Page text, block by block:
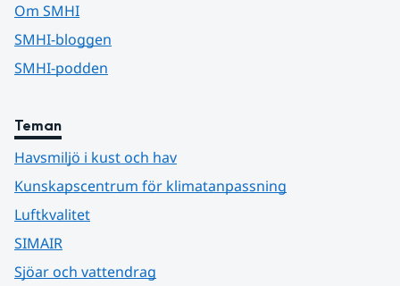
Om SMHI
SMHI-bloggen
SMHI-podden
Teman
Havsmiljö i kust och hav
Kunskapscentrum för klimatanpassning
Luftkvalitet
SIMAIR
Sjöar och vattendrag